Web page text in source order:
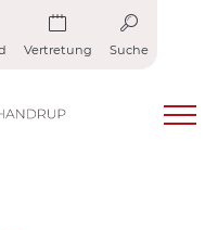
Vertretung Suche